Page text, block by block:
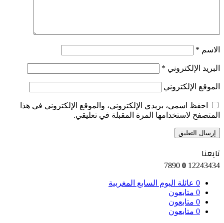
الاسم *
البريد الإلكتروني *
الموقع الإلكتروني
احفظ اسمي، بريدي الإلكتروني، والموقع الإلكتروني في هذا
المتصفح لاستخدامها المرة المقبلة في تعليقي.
تابعنا
12243434
0
0 عائلة اليوم السابع المغربية
0 متابعون
0 متابعون
0 متابعون